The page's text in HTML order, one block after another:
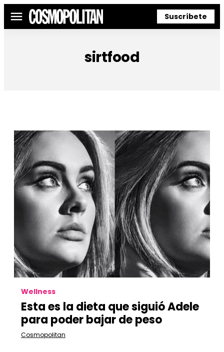
Menú Suscríbete
sirtfood
Wellness
Esta es la dieta que siguió Adele
para poder bajar de peso
Cosmopolitan